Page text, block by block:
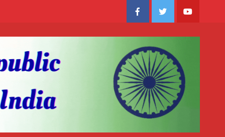
FacebookTwitter Youtube